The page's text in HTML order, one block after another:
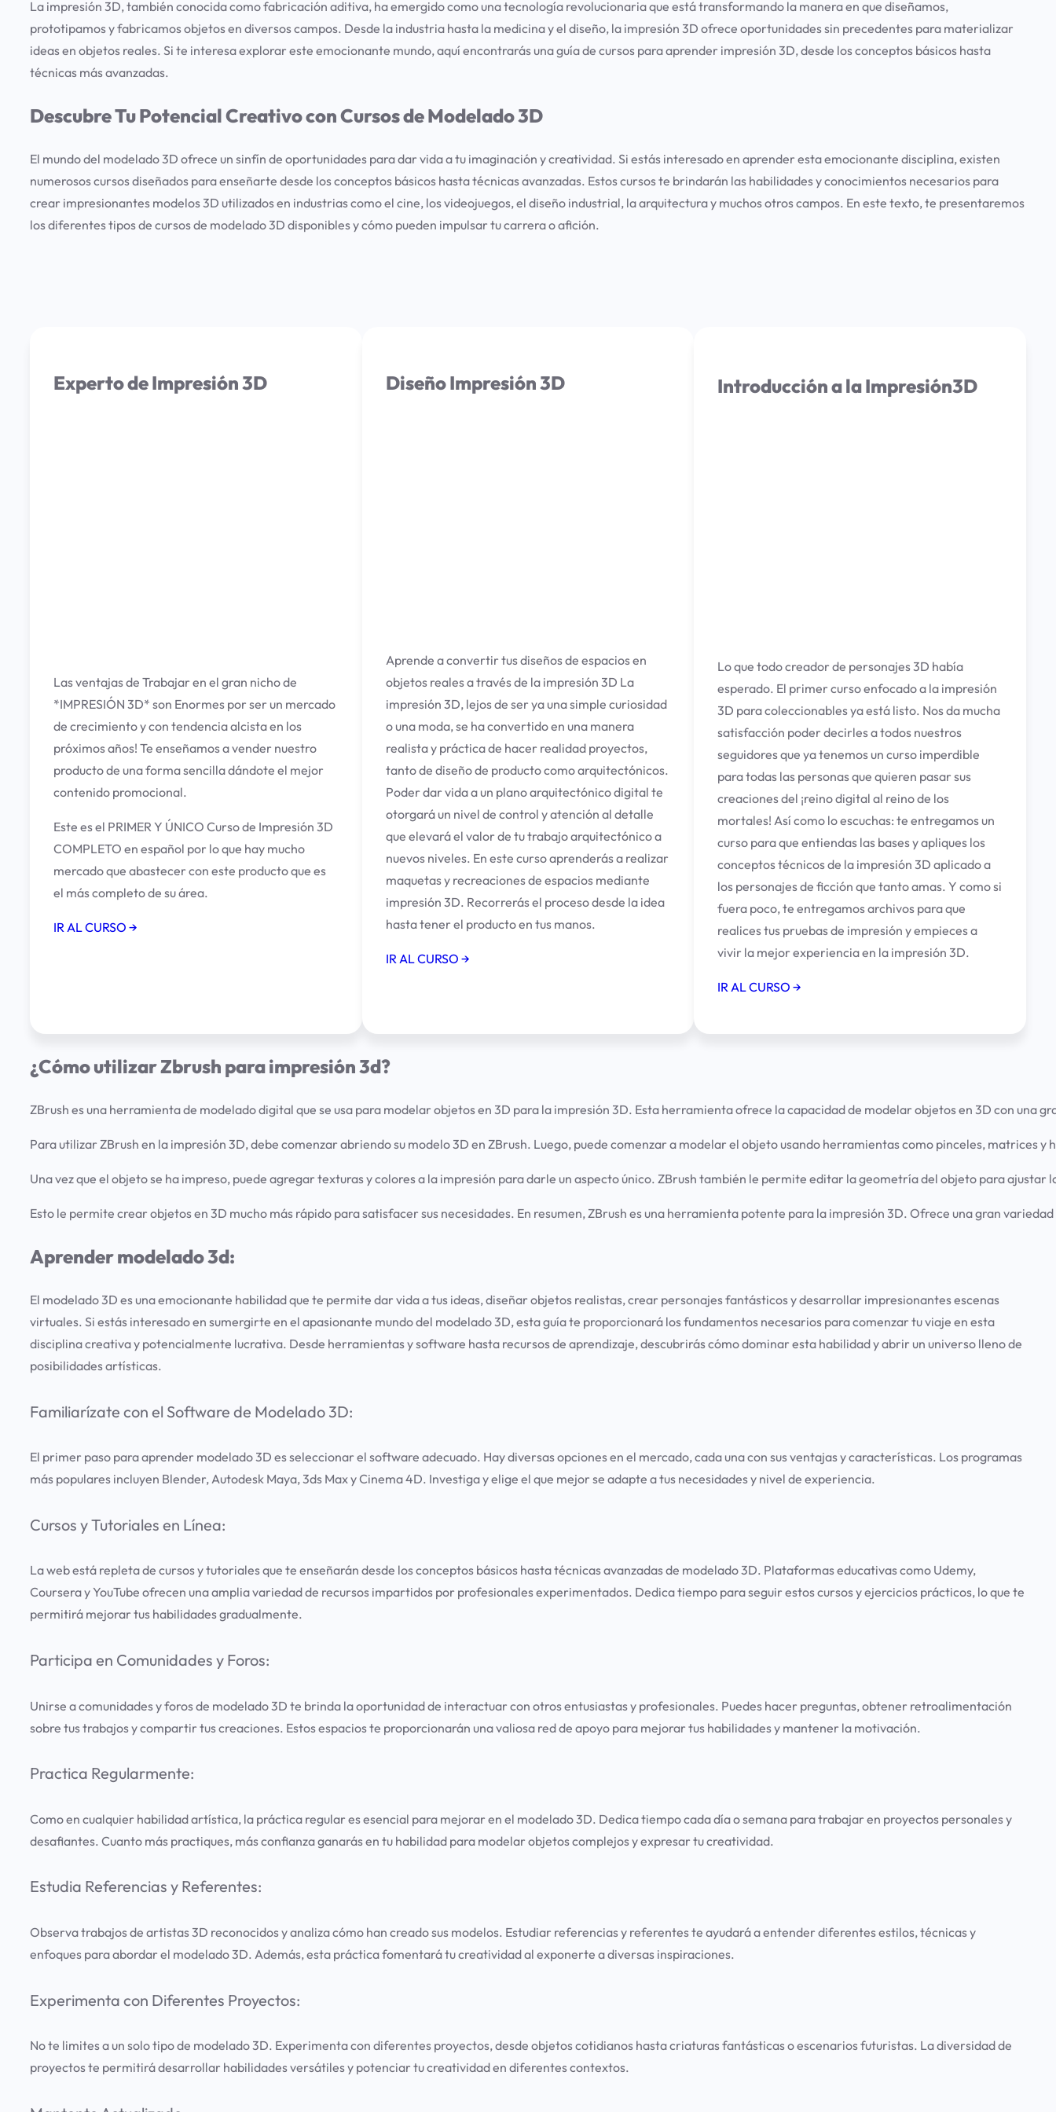
La impresión 3D, también conocida como fabricación aditiva, ha emergido como una tecnología revolucionaria que está transformando la manera en que diseñamos,
prototipamos y fabricamos objetos en diversos campos. Desde la industria hasta la medicina y el diseño, la impresión 3D ofrece oportunidades sin precedentes para materializar
ideas en objetos reales. Si te interesa explorar este emocionante mundo, aquí encontrarás una guía de cursos para aprender impresión 3D, desde los conceptos básicos hasta
técnicas más avanzadas.
Descubre Tu Potencial Creativo con Cursos de Modelado 3D
El mundo del modelado 3D ofrece un sinfín de oportunidades para dar vida a tu imaginación y creatividad. Si estás interesado en aprender esta emocionante disciplina, existen
numerosos cursos diseñados para enseñarte desde los conceptos básicos hasta técnicas avanzadas. Estos cursos te brindarán las habilidades y conocimientos necesarios para
crear impresionantes modelos 3D utilizados en industrias como el cine, los videojuegos, el diseño industrial, la arquitectura y muchos otros campos. En este texto, te presentaremos
los diferentes tipos de cursos de modelado 3D disponibles y cómo pueden impulsar tu carrera o afición.
Experto de Impresión 3D
Las ventajas de Trabajar en el gran nicho de
*IMPRESIÓN 3D* son Enormes por ser un mercado
de crecimiento y con tendencia alcista en los
próximos años! Te enseñamos a vender nuestro
producto de una forma sencilla dándote el mejor
contenido promocional.
Este es el PRIMER Y ÚNICO Curso de Impresión 3D
COMPLETO en español por lo que hay mucho
mercado que abastecer con este producto que es
el más completo de su área.
IR AL CURSO →
Diseño Impresión 3D
Aprende a convertir tus diseños de espacios en
objetos reales a través de la impresión 3D La
impresión 3D, lejos de ser ya una simple curiosidad
o una moda, se ha convertido en una manera
realista y práctica de hacer realidad proyectos,
tanto de diseño de producto como arquitectónicos.
Poder dar vida a un plano arquitectónico digital te
otorgará un nivel de control y atención al detalle
que elevará el valor de tu trabajo arquitectónico a
nuevos niveles. En este curso aprenderás a realizar
maquetas y recreaciones de espacios mediante
impresión 3D. Recorrerás el proceso desde la idea
hasta tener el producto en tus manos.
IR AL CURSO →
Introducción a la Impresión3D
Lo que todo creador de personajes 3D había
esperado. El primer curso enfocado a la impresión
3D para coleccionables ya está listo. Nos da mucha
satisfacción poder decirles a todos nuestros
seguidores que ya tenemos un curso imperdible
para todas las personas que quieren pasar sus
creaciones del ¡reino digital al reino de los
mortales! Así como lo escuchas: te entregamos un
curso para que entiendas las bases y apliques los
conceptos técnicos de la impresión 3D aplicado a
los personajes de ficción que tanto amas. Y como si
fuera poco, te entregamos archivos para que
realices tus pruebas de impresión y empieces a
vivir la mejor experiencia en la impresión 3D.
IR AL CURSO →
¿Cómo utilizar Zbrush para impresión 3d?
ZBrush es una herramienta de modelado digital que se usa para modelar objetos en 3D para la impresión 3D. Esta herramienta ofrece la capacidad de modelar objetos en 3D con
Para utilizar ZBrush en la impresión 3D, debe comenzar abriendo su modelo 3D en ZBrush. Luego, puede comenzar a modelar el objeto usando herramientas como pinceles,
Una vez que el objeto se ha impreso, puede agregar texturas y colores a la impresión para darle un aspecto único. ZBrush también le permite editar la geometría del objeto para
Esto le permite crear objetos en 3D mucho más rápido para satisfacer sus necesidades. En resumen, ZBrush es una herramienta potente para la impresión 3D. Ofrece una gran
Aprender modelado 3d:
El modelado 3D es una emocionante habilidad que te permite dar vida a tus ideas, diseñar objetos realistas, crear personajes fantásticos y desarrollar impresionantes escenas
virtuales. Si estás interesado en sumergirte en el apasionante mundo del modelado 3D, esta guía te proporcionará los fundamentos necesarios para comenzar tu viaje en esta
disciplina creativa y potencialmente lucrativa. Desde herramientas y software hasta recursos de aprendizaje, descubrirás cómo dominar esta habilidad y abrir un universo lleno de
posibilidades artísticas.
Familiarízate con el Software de Modelado 3D:
El primer paso para aprender modelado 3D es seleccionar el software adecuado. Hay diversas opciones en el mercado, cada una con sus ventajas y características. Los programas
más populares incluyen Blender, Autodesk Maya, 3ds Max y Cinema 4D. Investiga y elige el que mejor se adapte a tus necesidades y nivel de experiencia.
Cursos y Tutoriales en Línea:
La web está repleta de cursos y tutoriales que te enseñarán desde los conceptos básicos hasta técnicas avanzadas de modelado 3D. Plataformas educativas como Udemy,
Coursera y YouTube ofrecen una amplia variedad de recursos impartidos por profesionales experimentados. Dedica tiempo para seguir estos cursos y ejercicios prácticos, lo que te
permitirá mejorar tus habilidades gradualmente.
Participa en Comunidades y Foros:
Unirse a comunidades y foros de modelado 3D te brinda la oportunidad de interactuar con otros entusiastas y profesionales. Puedes hacer preguntas, obtener retroalimentación
sobre tus trabajos y compartir tus creaciones. Estos espacios te proporcionarán una valiosa red de apoyo para mejorar tus habilidades y mantener la motivación.
Practica Regularmente:
Como en cualquier habilidad artística, la práctica regular es esencial para mejorar en el modelado 3D. Dedica tiempo cada día o semana para trabajar en proyectos personales y
desafiantes. Cuanto más practiques, más confianza ganarás en tu habilidad para modelar objetos complejos y expresar tu creatividad.
Estudia Referencias y Referentes:
Observa trabajos de artistas 3D reconocidos y analiza cómo han creado sus modelos. Estudiar referencias y referentes te ayudará a entender diferentes estilos, técnicas y
enfoques para abordar el modelado 3D. Además, esta práctica fomentará tu creatividad al exponerte a diversas inspiraciones.
Experimenta con Diferentes Proyectos:
No te limites a un solo tipo de modelado 3D. Experimenta con diferentes proyectos, desde objetos cotidianos hasta criaturas fantásticas o escenarios futuristas. La diversidad de
proyectos te permitirá desarrollar habilidades versátiles y potenciar tu creatividad en diferentes contextos.